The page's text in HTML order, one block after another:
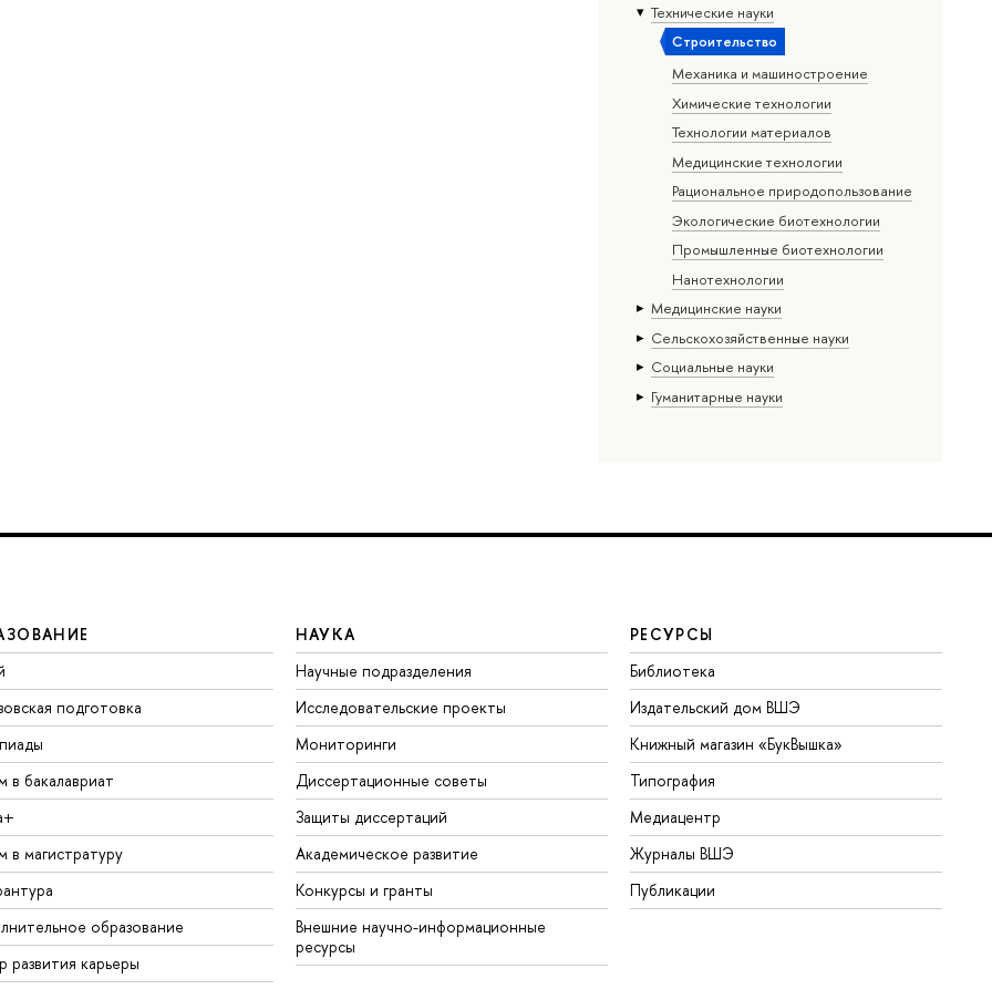
Тех­ничес­кие науки
Строительство
Механика и машиностроение
Химические технологии
Технологии материалов
Медицинские технологии
Рациональное природопользование
Экологические биотехнологии
Промышленные биотехнологии
Нанотехнологии
Медицинские науки
Сельскохозяйственные науки
Социальные науки
Гуманитарные науки
подготовка
в бакалавриат
в магистратуру
образование
развития карьеры
НАУКА
Научные подразделения
Исследовательские проекты
Мониторинги
Диссертационные советы
Защиты диссертаций
Академическое развитие
Конкурсы и гранты
Внешние научно-информационные
ресурсы
РЕСУРСЫ
Библиотека
Издательский дом ВШЭ
Книжный магазин «БукВышка»
Типография
Медиацентр
Журналы ВШЭ
Публикации